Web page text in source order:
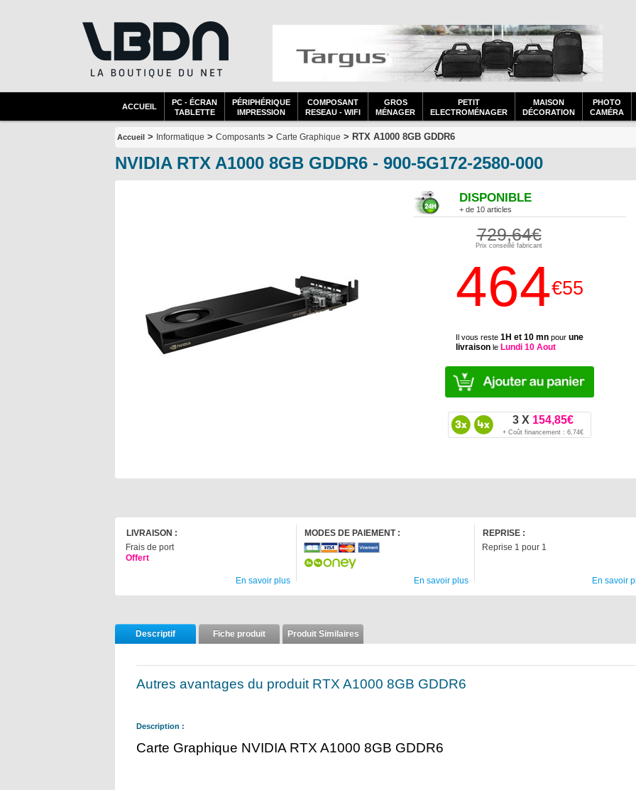
ACCUEIL
PC - ÉCRAN
TABLETTE
PÉRIPHÉRIQUE
IMPRESSION
COMPOSANT
RESEAU - WIFI
GROS
MÉNAGER
PETIT
ELECTROMÉNAGER
MAISON
DÉCORATION
PHOTO
CAMÉRA
Accueil > Informatique > Composants > Carte Graphique > RTX A1000 8GB GDDR6
NVIDIA RTX A1000 8GB GDDR6 - 900-5G172-2580-000
DISPONIBLE
+ de 10 articles
729,64€
Prix conseillé fabricant
464€55
Il vous reste 1H et 10 mn pour une
livraison le Lundi 10 Aout
3 X 154,85€
+ Coût financement : 6,74€
LIVRAISON :
Frais de port
Offert
En savoir plus
MODES DE PAIEMENT :
En savoir plus
REPRISE :
Reprise 1 pour 1
En savoir
Descriptif Fiche produit Produit Similaires
Autres avantages du produit RTX A1000 8GB GDDR6
Description :
Carte Graphique NVIDIA RTX A1000 8GB GDDR6